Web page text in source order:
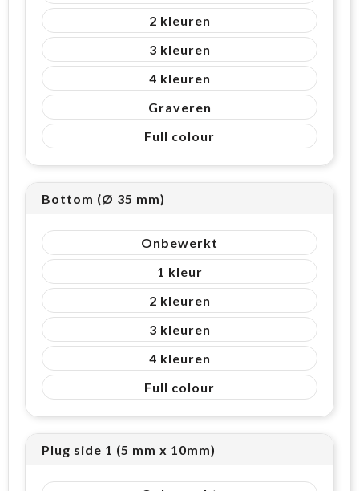
2
3
4
Graveren
Full colour
Bottom (Ø 35 mm)
Onbewerkt
1
2
3
4
Full colour
Plug side 1 (5 mm x 10mm)